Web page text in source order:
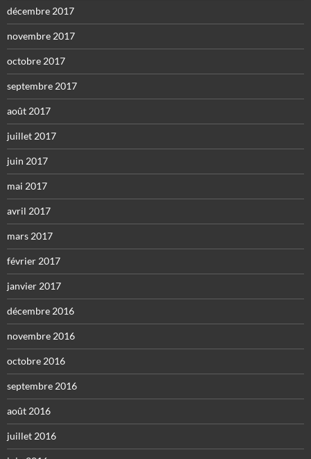
décembre 2017
novembre 2017
octobre 2017
septembre 2017
août 2017
juillet 2017
juin 2017
mai 2017
avril 2017
mars 2017
février 2017
janvier 2017
décembre 2016
novembre 2016
octobre 2016
septembre 2016
août 2016
juillet 2016